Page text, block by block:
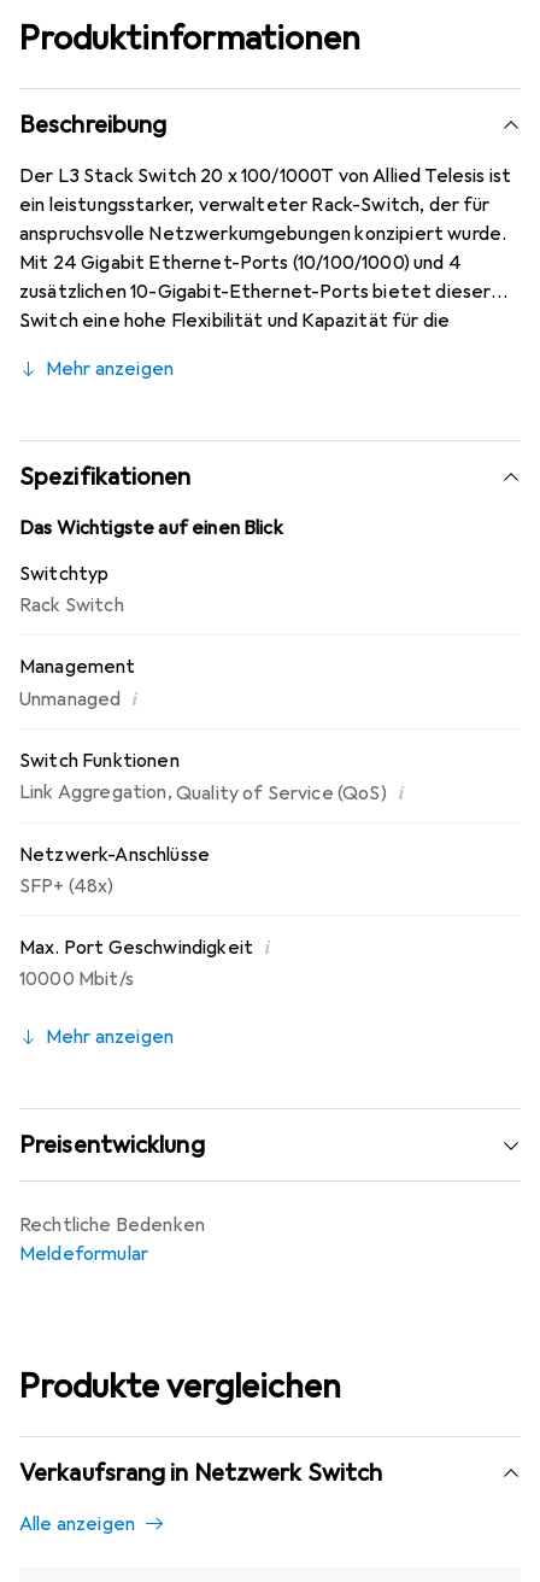
Produktinformationen
Beschreibung
Der L3 Stack Switch 20 x 100/1000T von Allied Telesis ist
ein leistungsstarker, verwalteter Rack-Switch, der für
anspruchsvolle Netzwerkumgebungen konzipiert wurde.
Mit 24 Gigabit Ethernet-Ports (10/100/1000) und 4
zusätzlichen 10-Gigabit-Ethernet-Ports bietet dieser
Switch eine hohe Flexibilität und Kapazität für die
(PoE+) mit einem Budget von 720 Watt, was die
Kameras und VoIP-Telefonen erleichtert. Der Switch ist
für den Rack-Einbau geeignet und nimmt nur 1
Höheneinheit in Anspruch, was ihn ideal für platzsparende
Installationen macht. Mit einer Switching-Kapazität von
16.000 Einträge verwalten kann, gewährleistet der
Switch eine effiziente Datenverarbeitung und -
of Service (QoS) ermöglicht eine verbesserte
Netzwerkverwaltung und -sicherheit.
Mehr anzeigen
Spezifikationen
Das Wichtigste auf einen Blick
Switchtyp
Rack Switch
Management
Unmanaged i
Switch Funktionen
Link Aggregation, Quality of Service (QoS) i
Netzwerk-Anschlüsse
SFP+ (48x)
Max. Port Geschwindigkeit i
10000 Mbit/s
Mehr anzeigen
Preisentwicklung
Rechtliche Bedenken
Meldeformular
Produkte vergleichen
Verkaufsrang in Netzwerk Switch
Alle anzeigen